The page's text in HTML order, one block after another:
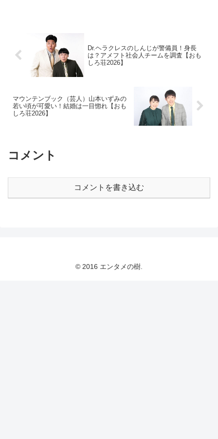
Dr.ヘラクレスのしんじが警備員！身長
は？アメフト社会人チームを調査【おも
しろ荘2026】
マウンテンブック（芸人）山本いずみの
若い頃が可愛い！結婚は一目惚れ【おも
しろ荘2026】
コメント
コメントを書き込む
© 2016 エンタメの樹.